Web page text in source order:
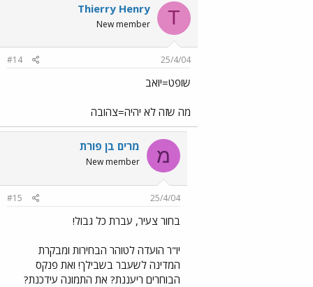
T
Thierry Henry
New member
25/4/04
#14
שופט=יואב
מה שזה לא יהיה=צהובה
מ מרים בן פוֹרת
New member
25/4/04
#15
בחור צעיר, עברת כל גבול!
יו"ר הועדה לטוהר הבחירות ומבקרת
המדינה לשעבר בשבילך! ואת פנקס
הבוחרים ריעננת? את התמונה עידכנת?